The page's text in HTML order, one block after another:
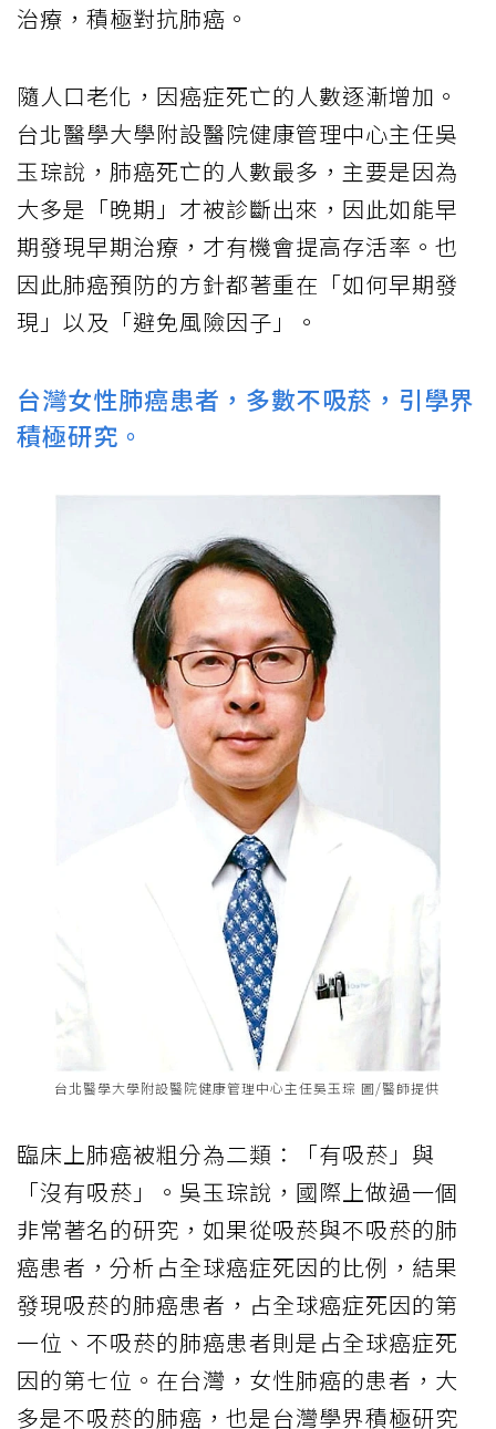
治療，積極對抗肺癌。
隨人口老化，因癌症死亡的人數逐漸增加。
台北醫學大學附設醫院健康管理中心主任吳
玉琮說，肺癌死亡的人數最多，主要是因為
大多是「晚期」才被診斷出來，因此如能早
期發現早期治療，才有機會提高存活率。也
因此肺癌預防的方針都著重在「如何早期發
現」以及「避免風險因子」。
台灣女性肺癌患者，多數不吸菸，引學界
積極研究。
台北醫學大學附設醫院健康管理中心主任吳玉琮 圖/醫師提供
臨床上肺癌被粗分為二類：「有吸菸」與
「沒有吸菸」。吳玉琮說，國際上做過一個
非常著名的研究，如果從吸菸與不吸菸的肺
癌患者，分析占全球癌症死因的比例，結果
發現吸菸的肺癌患者，占全球癌症死因的第
一位、不吸菸的肺癌患者則是占全球癌症死
因的第七位。在台灣，女性肺癌的患者，大
多是不吸菸的肺癌，也是台灣學界積極研究